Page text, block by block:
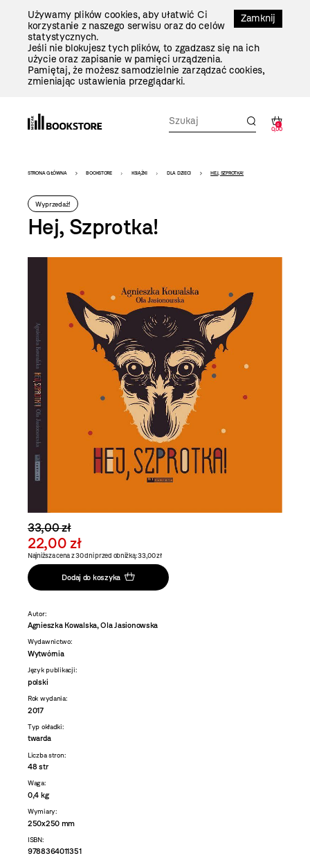
Zamknij
Używamy plików cookies, aby ułatwić Ci
korzystanie z naszego serwisu oraz do celów
statystycznych.
Jeśli nie blokujesz tych plików, to zgadzasz się na ich
użycie oraz zapisanie w pamięci urządzenia.
Pamiętaj, że możesz samodzielnie zarządzać cookies,
zmieniając ustawienia przeglądarki.
0
0,00
Bookstore
-
szablon
szczegóły
STRONA GŁÓWNA BOOKSTORE KSIĄŻKI DLA DZIECI HEJ, SZPROTKA!
Wyprzedaż!
Hej, Szprotka!
33,00 zł
22,00 zł
Najniższa cena z 30 dni przed obniżką: 33,00 zł
Dodaj do koszyka
Autor:
Agnieszka Kowalska, Ola Jasionowska
Wydawnictwo:
Wytwórnia
Język publikacji:
polski
Rok wydania:
2017
Typ okładki:
twarda
Liczba stron:
48 str
Waga:
0,4 kg
Wymiary:
250x250 mm
ISBN:
9788364011351